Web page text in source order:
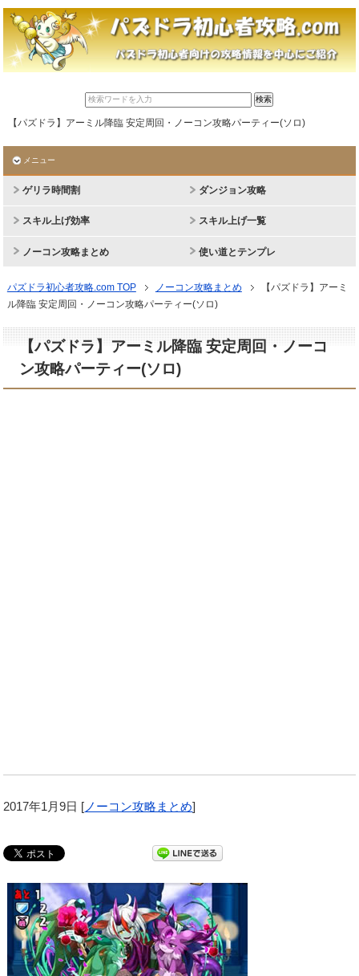
【パズドラ】アーミル降臨 安定周回・ノーコン攻略パーティー(ソロ)
メニュー
ゲリラ時間割 ダンジョン攻略
スキル上げ効率 スキル上げ一覧
ノーコン攻略まとめ 使い道とテンプレ
パズドラ初心者攻略.com TOP ノーコン攻略まとめ
【パズドラ】アーミ
ル降臨 安定周回・ノーコン攻略パーティー(ソロ)
【パズドラ】アーミル降臨 安定周回・ノーコ
ン攻略パーティー(ソロ)
2017年1月9日 [ ノーコン攻略まとめ]